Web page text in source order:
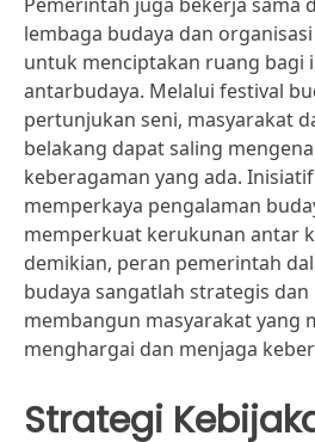
lembaga budaya dan
untuk menciptakan ruang bagi
antarbudaya. Melalui festival
pertunjukan seni, masyarakat
belakang dapat saling
keberagaman yang ada.
memperkaya pengalaman
memperkuat kerukunan antar
demikian, peran pemerintah
budaya sangatlah strategis
membangun masyarakat yang
menghargai dan menjaga
Strategi